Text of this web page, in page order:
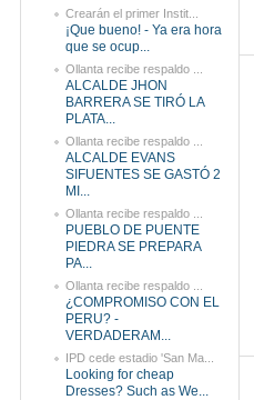
Crearán el primer Instit...
¡Que bueno! - Ya era hora
que se ocup...
Ollanta recibe respaldo ...
ALCALDE JHON
BARRERA SE TIRÓ LA
PLATA...
Ollanta recibe respaldo ...
ALCALDE EVANS
SIFUENTES SE GASTÓ 2
MI...
Ollanta recibe respaldo ...
PUEBLO DE PUENTE
PIEDRA SE PREPARA
PA...
Ollanta recibe respaldo ...
¿COMPROMISO CON EL
PERU? -
VERDADERAM...
IPD cede estadio 'San Ma...
Looking for cheap
Dresses? Such as We...